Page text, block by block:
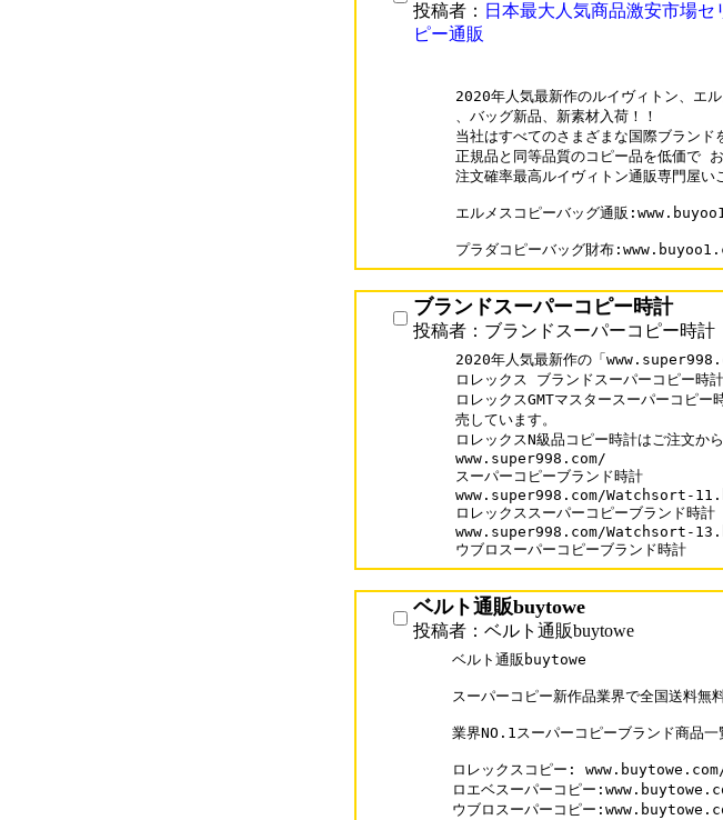
投稿者： 日本最大人気商品激安市場セ
ピー通販
2020年人気最新作のルイヴィトン、エ
、バッグ新品、新素材入荷！！
当社はすべてのさまざまな国際ブランド
正規品と同等品質のコピー品を低価で
注文確率最高ルイヴィトン通販専門屋い
エルメスコピーバッグ通販
プラダコピーバッグ財布
ブランドスーパーコピー時計
投稿者：ブランドスーパーコピー時計
2020年人気最新作の「
ロレックス ブランドスーパーコピー時
ロレックスGMTマスタースーパーコピ
売しています。
ロレックスN級品コピー時計はご注文か
www.super998.com/
スーパーコピーブランド時計
www.super998.com/Watchsort-
ロレックススーパーコピーブランド時計
www.super998.com/Watchsort-
ウブロスーパーコピーブランド時計
ベルト通販buytowe
投稿者：ベルト通販buytowe
ベルト通販buytowe
スーパーコピー新作品業界で全国送料無
業界NO.1スーパーコピーブランド商品一
ロレックスコピー:
ロエベスーパーコピー
ウブロスーパーコピー